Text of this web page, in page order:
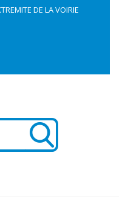
DE LA VOIRIE